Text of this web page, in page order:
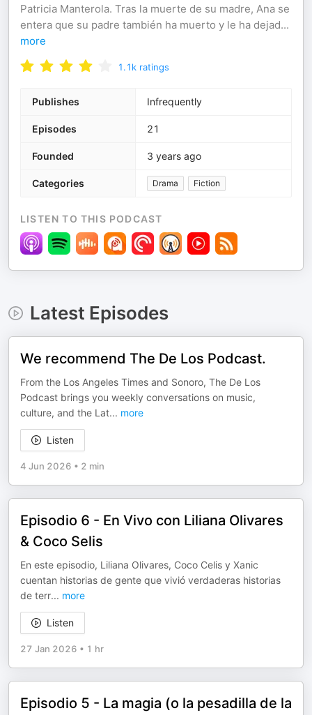
Patricia Manterola. Tras la muerte de su madre, Ana se
entera que su padre también ha muerto y le ha dejad...
more
1.1k ratings
Publishes Infrequently
Episodes 21
Founded 3 years ago
Categories Drama Fiction
LISTEN TO THIS PODCAST
Latest Episodes
We recommend The De Los Podcast.
From the Los Angeles Times and Sonoro, The De Los
Podcast brings you weekly conversations on music,
culture, and the Lat... more
Listen
4 Jun 2026 • 2 min
Episodio 6 - En Vivo con Liliana Olivares
& Coco Selis
En este episodio, Liliana Olivares, Coco Celis y Xanic
cuentan historias de gente que vivió verdaderas historias
de terr... more
Listen
27 Jan 2026 • 1 hr
Episodio 5 - La magia (o la pesadilla de la